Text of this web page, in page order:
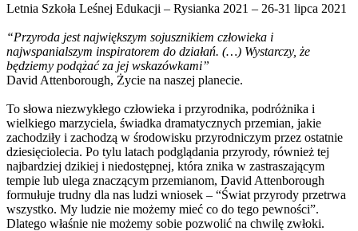
Letnia Szkoła Leśnej Edukacji – Rysianka 2021 – 26-31 lipca 2021
“Przyroda jest największym sojusznikiem człowieka i
najwspanialszym inspiratorem do działań. (…) Wystarczy, że
będziemy podążać za jej wskazówkami”
David Attenborough, Życie na naszej planecie.
To słowa niezwykłego człowieka i przyrodnika, podróżnika i
wielkiego marzyciela, świadka dramatycznych przemian, jakie
zachodziły i zachodzą w środowisku przyrodniczym przez ostatnie
dziesięciolecia. Po tylu latach podglądania przyrody, również tej
najbardziej dzikiej i niedostępnej, która znika w zastraszającym
tempie lub ulega znaczącym przemianom, David Attenborough
formułuje trudny dla nas ludzi wniosek – “Świat przyrody przetrwa
wszystko. My ludzie nie możemy mieć co do tego pewności”.
Dlatego właśnie nie możemy sobie pozwolić na chwilę zwłoki.